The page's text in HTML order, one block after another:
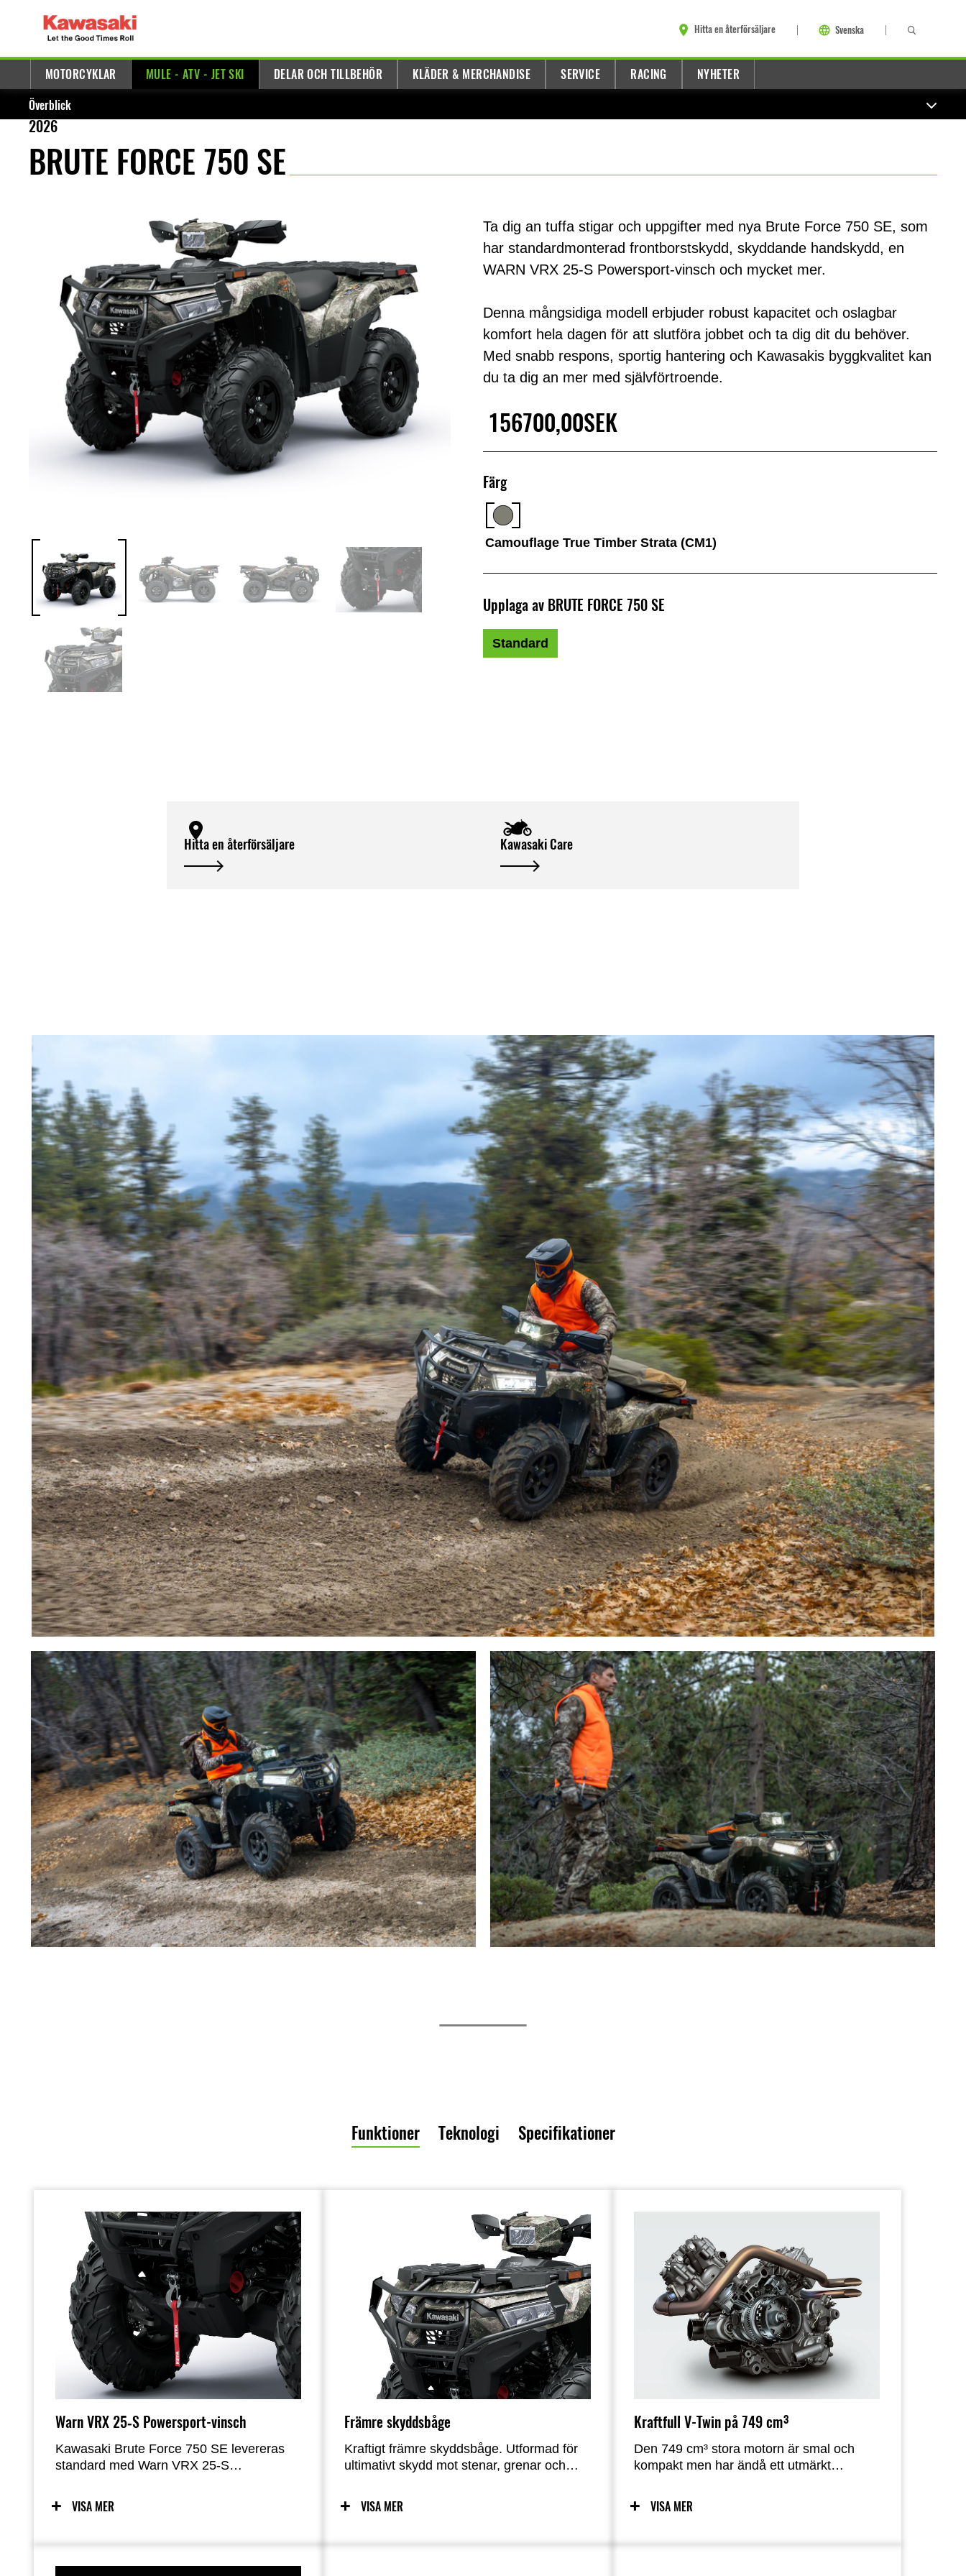
Hitta en återförsäljare Svenska
MOTORCYKLAR MULE - ATV - JET SKI DELAR OCH TILLBEHÖR KLÄDER & MERCHANDISE SERVICE RACING NYHETER
Överblick
2026
BRUTE FORCE 750 SE
Ta dig an tuffa stigar och uppgifter med nya Brute Force 750 SE, som
har standardmonterad frontborstskydd, skyddande handskydd, en
WARN VRX 25-S Powersport-vinsch och mycket mer.
Denna mångsidiga modell erbjuder robust kapacitet och oslagbar
komfort hela dagen för att slutföra jobbet och ta dig dit du behöver.
Med snabb respons, sportig hantering och Kawasakis byggkvalitet kan
du ta dig an mer med självförtroende.
156700,00SEK
Färg
Camouflage True Timber Strata (CM1)
Upplaga av BRUTE FORCE 750 SE
Standard
Hitta en återförsäljare Kawasaki Care
Funktioner Teknologi Specifikationer
Warn VRX 25‑S Powersport-vinsch
Kawasaki Brute Force 750 SE levereras
standard med Warn VRX 25‑S
syntetisk lina och en kraftfull motor är den
redo för snabb återhämtning eller tung
VISA MER
Främre skyddsbåge
Kraftigt främre skyddsbåge. Utformad för
ultimativt skydd mot stenar, grenar och
och i toppskick.
VISA MER
Kraftfull V-Twin på 749 cm³
Den 749 cm³ stora motorn är smal och
kompakt men har ändå ett utmärkt
vilket gör den redo att tackla
terrängkörning med stark prestanda och
VISA MER